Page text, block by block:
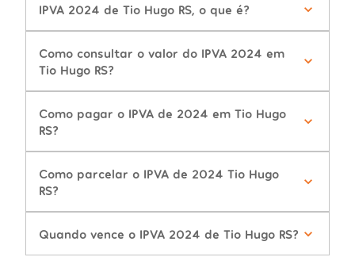
IPVA 2024 de Tio Hugo RS, o que é?
Como consultar o valor do IPVA 2024 em
Tio Hugo RS?
Como pagar o IPVA de 2024 em Tio Hugo
RS?
Como parcelar o IPVA de 2024 Tio Hugo
RS?
Quando vence o IPVA 2024 de Tio Hugo RS?